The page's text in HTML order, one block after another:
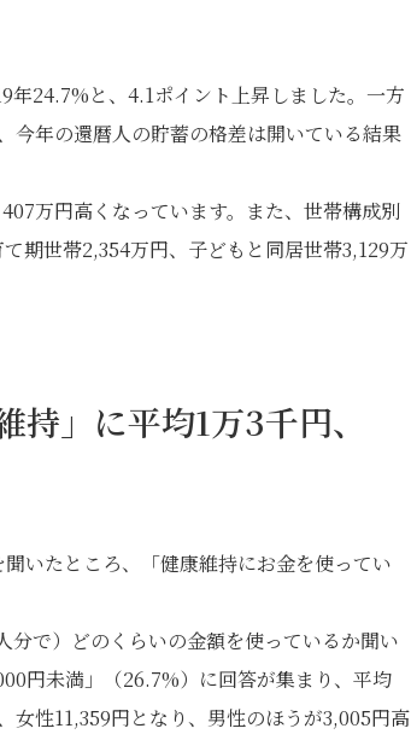
24.7%と、4.1ポイント上昇しました。一方
年の還暦人の貯蓄の格差は開いている結果
万円高くなっています。また、世帯構成別
期世帯2,354万円、子どもと同居世帯3,129万
」に平均1万3千円、
いたところ、「健康維持にお金を使ってい
で）どのくらいの金額を使っているか聞い
円未満」（26.7%）に回答が集まり、平均
女性11,359円となり、男性のほうが3,005円高